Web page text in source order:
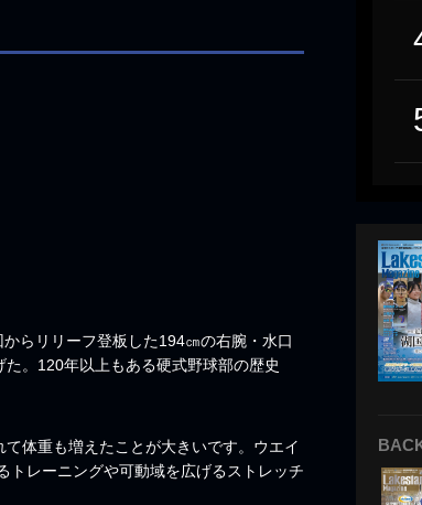
らリリーフ登板した194㎝の右腕・水口
。120年以上もある硬式野球部の歴史
体重も増えたことが大きいです。ウエイ
トレーニングや可動域を広げるストレッチ